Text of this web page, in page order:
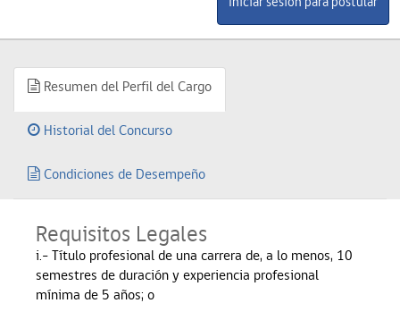
Resumen del Perfil del Cargo
Historial del Concurso
Condiciones de Desempeño
Requisitos Legales
i.- Título profesional de una carrera de, a lo menos, 10
semestres de duración y experiencia profesional
mínima de 5 años; o